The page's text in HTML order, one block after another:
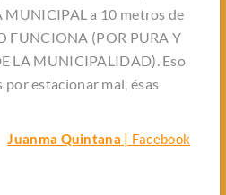
MUNICIPAL a 10 metros de
FUNCIONA (POR PURA Y
LA MUNICIPALIDAD). Eso
estacionar mal, ésas
Juanma Quintana | Facebook